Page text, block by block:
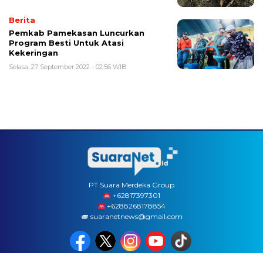
Berita
Pemkab Pamekasan Luncurkan
Program Besti Untuk Atasi
Kekeringan
Selasa, 27 September 2022 - 02:56 WIB
PT Suara Merdeka Group
‪+62817397301
+6288268178854
suaranetnews@gmail.com